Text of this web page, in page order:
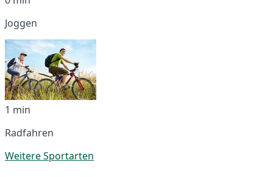
Joggen
1 min
Radfahren
Weitere Sportarten